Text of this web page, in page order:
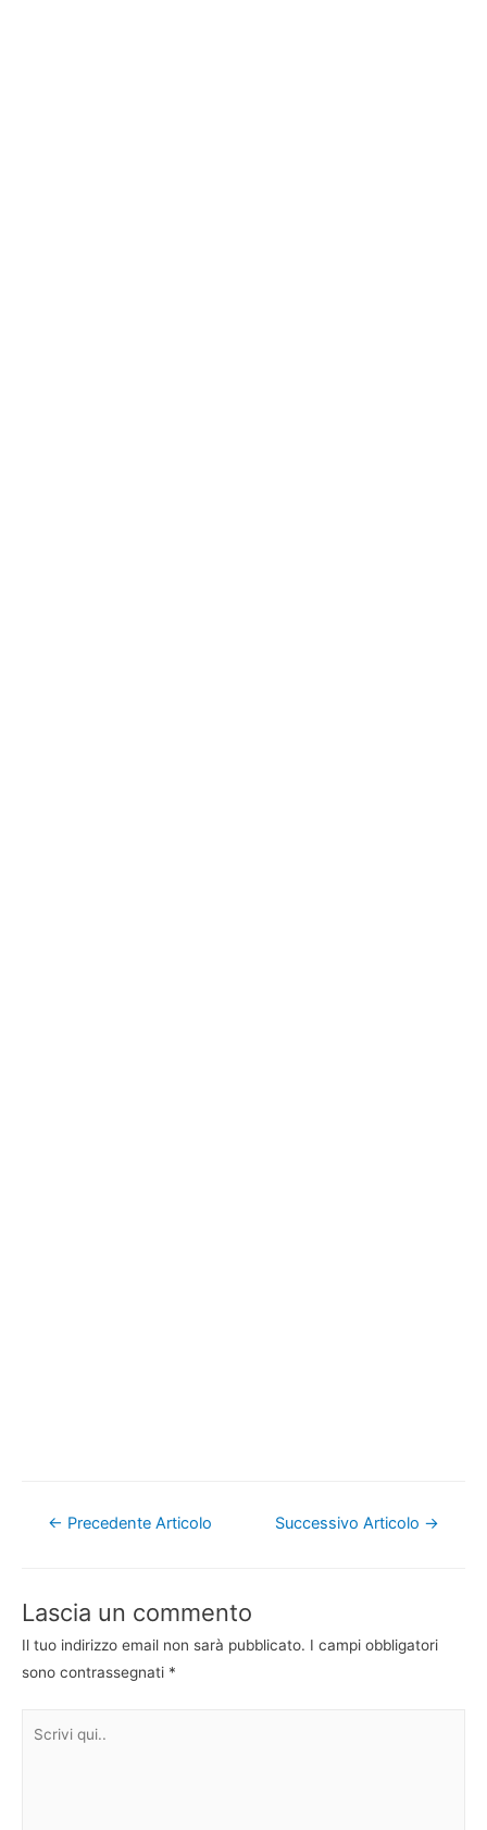
Navigazione
← Precedente Articolo Successivo Articolo →
Lascia un commento
Il tuo indirizzo email non sarà pubblicato. I campi obbligatori
sono contrassegnati *